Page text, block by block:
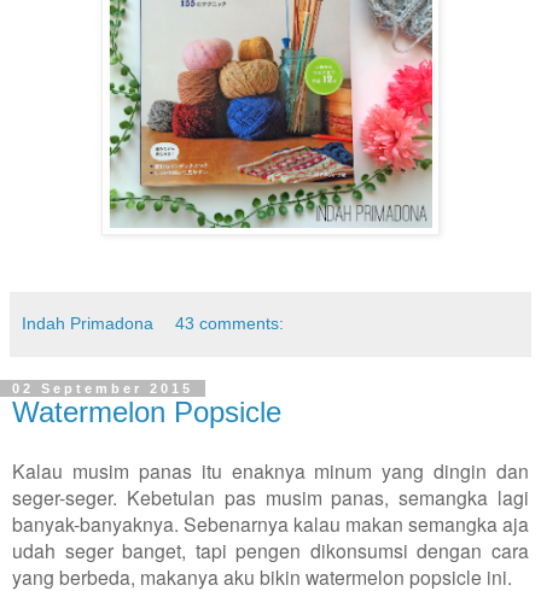
Indah Primadona 43 comments:
02 September 2015
Watermelon Popsicle
Kalau musim panas itu enaknya minum yang dingin dan
seger-seger. Kebetulan pas musim panas, semangka lagi
banyak-banyaknya. Sebenarnya kalau makan semangka aja
udah seger banget, tapi pengen dikonsumsi dengan cara
yang berbeda, makanya aku bikin watermelon popsicle ini.